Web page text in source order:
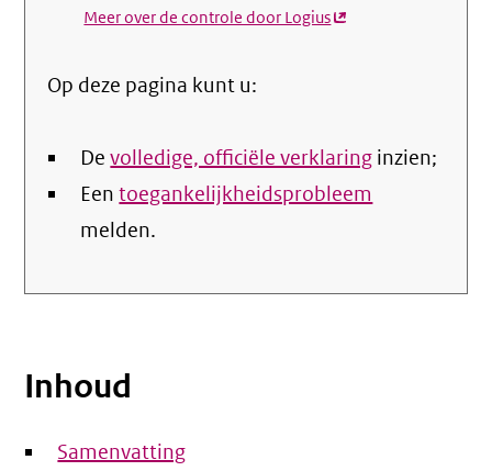
Meer over de controle door Logius(externe
Op deze pagina kunt u:
Devolledige, officiële verklaring inzien;
Eentoegankelijkheidsprobleem
melden.
Inhoud
Samenvatting